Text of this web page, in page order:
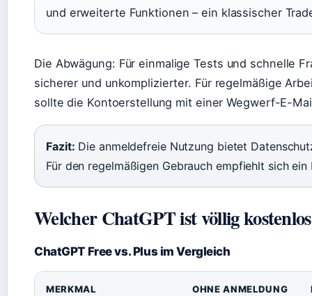
und erweiterte Funktionen – ein klassischer
Die Abwägung: Für einmalige Tests und schnelle
sicherer und unkomplizierter. Für regelmäßige
sollte die Kontoerstellung mit einer Wegwerf-E-
Fazit: Die anmeldefreie Nutzung bietet
Für den regelmäßigen Gebrauch empfiehlt sich
Welcher ChatGPT ist völlig
ChatGPT Free vs. Plus im Vergleich
MERKMAL OHNE ANMELDUNG